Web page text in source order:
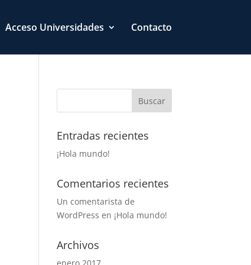
Acceso Universidades Contacto
Entradas recientes
¡Hola mundo!
Comentarios recientes
Un comentarista de
WordPress en ¡Hola mundo!
Archivos